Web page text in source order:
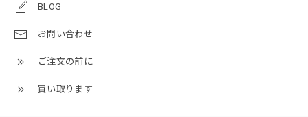
BLOG
お問い合わせ
ご注文の前に
買い取ります